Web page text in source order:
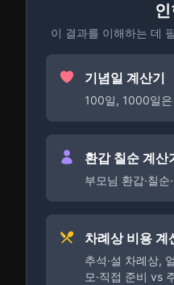
이 결과를 이해하는 데
기념일 계산기
100일, 1000일
환갑 칠순 계산
부모님 환갑·칠
차례상 비용 계
추석·설 차례상,
모·직접 준비 vs